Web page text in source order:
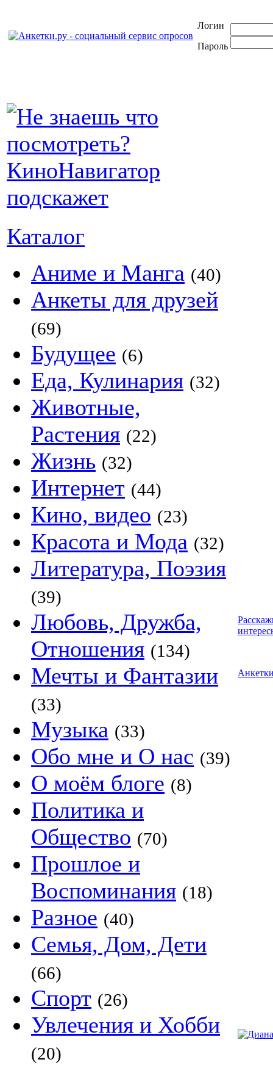
Логин
Пароль
Каталог
Аниме и Манга (40)
Анкеты для друзей
(69)
Будущее (6)
Еда, Кулинария (32)
Животные,
Растения (22)
Жизнь (32)
Интернет (44)
Кино, видео (23)
Красота и Мода (32)
Литература, Поэзия
(39)
Любовь, Дружба,
Отношения (134)
Мечты и Фантазии
(33)
Музыка (33)
Обо мне и О нас (39)
О моём блоге (8)
Политика и
Общество (70)
Прошлое и
Воспоминания (18)
Разное (40)
Семья, Дом, Дети
(66)
Спорт (26)
Увлечения и Хобби
(20)